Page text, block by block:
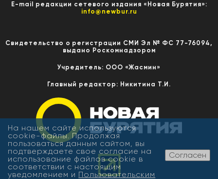
E-mail редакции сетевого издания «Новая Бурятия»:
info@newbur.ru
Свидетельство о регистрации СМИ Эл № ФС 77-76094,
выдано Роскомнадзором
Учредитель: ООО «Жасмин»
Главный редактор: Никитина Т.И.
На нашем сайте используются
cookie-файлы. Продолжая
пользоваться данным сайтом, вы
подтверждаете свое согласие на
использование файлов cookie в
соответствии с настоящим
уведомлением и Пользовательским
Согласен